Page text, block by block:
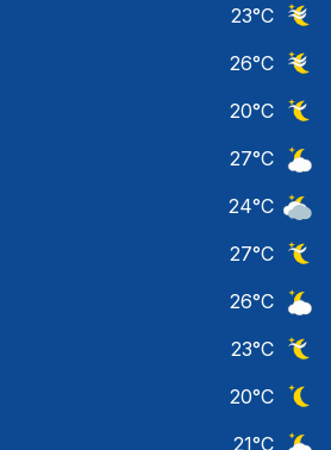
23°C
26°C
20°C
27°C
24°C
27°C
26°C
23°C
20°C
21°C